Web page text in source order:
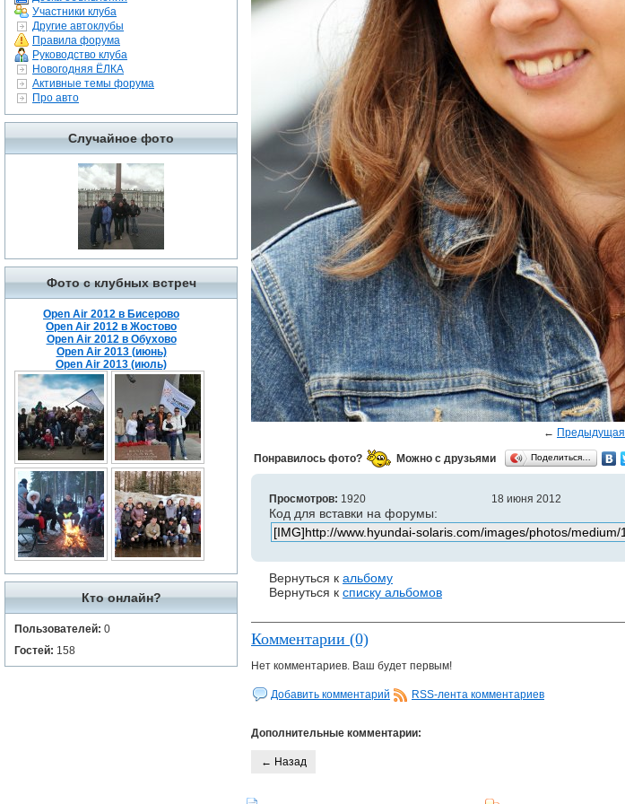
Участники клуба
Другие автоклубы
Правила форума
Руководство клуба
Новогодняя ЁЛКА
Активные темы форума
Про авто
Случайное фото
Фото с клубных встреч
Open Air 2012 в Бисерово
Open Air 2012 в Жостово
Open Air 2012 в Обухово
Open Air 2013 (июнь)
Open Air 2013 (июль)
Кто онлайн?
Пользователей: 0
Гостей: 158
← Предыдущая
Понравилось фото? Можно с друзьями Поделиться…
Просмотров: 1920 18 июня 2012
Код для вставки на форумы:
Вернуться к альбому
Вернуться к списку альбомов
Комментарии (0)
Нет комментариев. Ваш будет первым!
Добавить комментарий RSS-лента комментариев
Дополнительные комментарии:
← Назад